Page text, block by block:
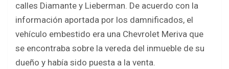
calles Diamante y Lieberman. De acuerdo con la
información aportada por los damnificados, el
vehículo embestido era una Chevrolet Meriva que
se encontraba sobre la vereda del inmueble de su
dueño y había sido puesta a la venta.